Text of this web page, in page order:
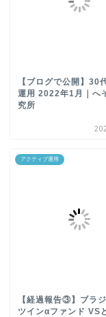
【ブログで公開】30
運用 2022年1月｜へ
究所
アクティブ運用
【経過報告③】ブラ
ツインαファンド VS